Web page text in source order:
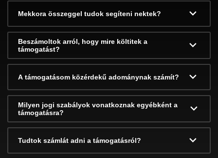
Mekkora összeggel tudok segíteni nektek?
Beszámoltok arról, hogy mire költitek a
támogatást?
A támogatásom közérdekű adománynak számít?
Milyen jogi szabályok vonatkoznak egyébként a
támogatásra?
Tudtok számlát adni a támogatásról?